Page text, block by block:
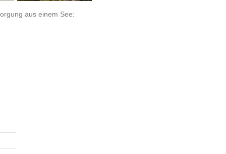
aus einem See: